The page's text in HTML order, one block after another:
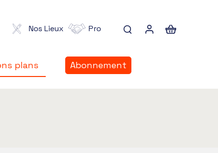
Nos Lieux Pro
plans
plans
Abonnement